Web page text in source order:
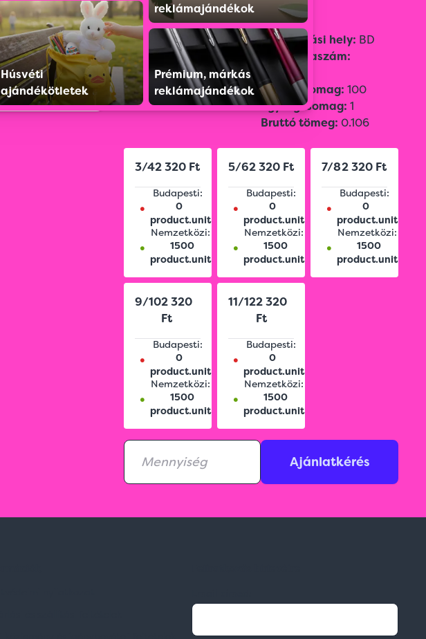
Húsvéti
ajándékötletek
reklámajándékok
Prémium, márkás
reklámajándékok
Szín:
WHITE
Méret:3/4,5/6,7/8,
9/10,11/12,
Súly:165 g/m2
Származási hely: BD
Vámtarifaszám:
61091000
Gyűjtőcsomag: 100
Egységcsomag: 1
Bruttó tömeg: 0.106
3/42 320 Ft
•
Budapesti:
0
product.unit
•
Nemzetközi:
1500
product.unit
5/62 320 Ft
•
Budapesti:
0
product.unit
•
Nemzetközi:
1500
product.unit
7/82 320 Ft
•
Budapesti:
0
product.unit
•
Nemzetközi:
1500
product.unit
9/102 320
Ft
•
Budapesti:
0
product.unit
•
Nemzetközi:
1500
product.unit
11/122 320
Ft
•
Budapesti:
0
product.unit
•
Nemzetközi:
1500
product.unit
Ajánlatkérés